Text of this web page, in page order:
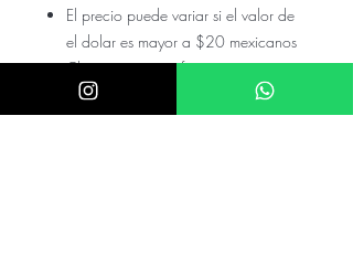
El precio puede variar si el valor de
el dolar es mayor a $20 mexicanos
Checa nuestras referencias en nuestro
instagram @akira.mayoreo o
@Donatela.rentas